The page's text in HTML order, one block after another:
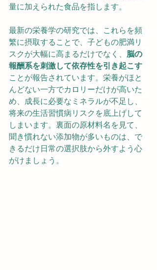
量に加えられた食品を指します。
最新の栄養学の研究では、これらを頻
繁に摂取することで、子どもの肥満リ
スクが大幅に高まるだけでなく、 脳の
報酬系を刺激して依存性を引き起こす
ことが報告されています。栄養がほと
んどない一方でカロリーだけが高いた
め、成長に必要なミネラルが不足し、
将来の生活習慣病リスクを底上げして
しまいます。裏面の原材料名を見て、
聞き慣れない添加物が多いものは、で
きるだけ日常の選択肢から外すよう心
がけましょう。